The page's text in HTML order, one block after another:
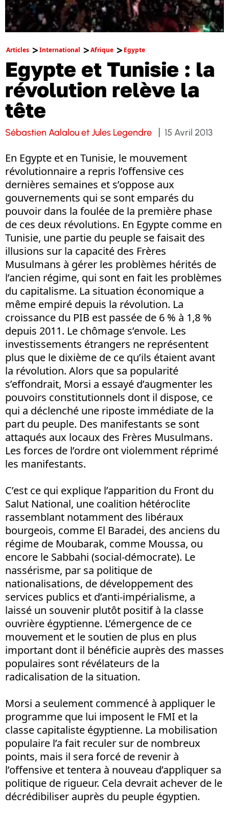
Articles International Afrique Egypte
Egypte et Tunisie : la
révolution relève la
tête
Sébastien Aalalou et Jules Legendre 15 Avril 2013
En Egypte et en Tunisie, le mouvement
révolutionnaire a repris l’offensive ces
dernières semaines et s’oppose aux
gouvernements qui se sont emparés du
pouvoir dans la foulée de la première phase
de ces deux révolutions. En Egypte comme en
Tunisie, une partie du peuple se faisait des
illusions sur la capacité des Frères
Musulmans à gérer les problèmes hérités de
l’ancien régime, qui sont en fait les problèmes
du capitalisme. La situation économique a
même empiré depuis la révolution. La
croissance du PIB est passée de 6 % à 1,8 %
depuis 2011. Le chômage s’envole. Les
investissements étrangers ne représentent
plus que le dixième de ce qu’ils étaient avant
la révolution. Alors que sa popularité
s’effondrait, Morsi a essayé d’augmenter les
pouvoirs constitutionnels dont il dispose, ce
qui a déclenché une riposte immédiate de la
part du peuple. Des manifestants se sont
attaqués aux locaux des Frères Musulmans.
Les forces de l’ordre ont violemment réprimé
les manifestants.
C’est ce qui explique l’apparition du Front du
Salut National, une coalition hétéroclite
rassemblant notamment des libéraux
bourgeois, comme El Baradei, des anciens du
régime de Moubarak, comme Moussa, ou
encore le Sabbahi (social-démocrate). Le
nassérisme, par sa politique de
nationalisations, de développement des
services publics et d’anti-impérialisme, a
laissé un souvenir plutôt positif à la classe
ouvrière égyptienne. L’émergence de ce
mouvement et le soutien de plus en plus
important dont il bénéficie auprès des masses
populaires sont révélateurs de la
radicalisation de la situation.
Morsi a seulement commencé à appliquer le
programme que lui imposent le FMI et la
classe capitaliste égyptienne. La mobilisation
populaire l’a fait reculer sur de nombreux
points, mais il sera forcé de revenir à
l’offensive et tentera à nouveau d’appliquer sa
politique de rigueur. Cela devrait achever de le
décrédibiliser auprès du peuple égyptien.